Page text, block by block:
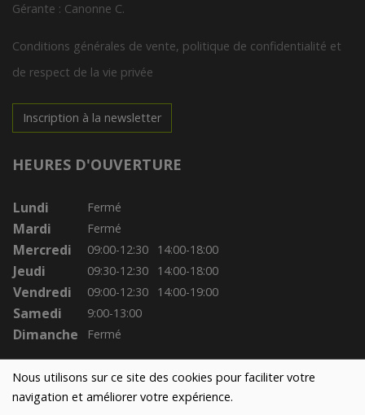
Nous utilisons sur ce site des cookies pour faciliter votre
navigation et améliorer votre expérience.
Gérante : Canonne C.
Conditions générales de vente, politique de confidentialité et
de respect de la vie privée
Inscription à la newsletter
HEURES D'OUVERTURE
Lundi Fermé
Mardi Fermé
Mercredi 09:00-12:30 14:00-18:00
Jeudi 09:30-12:30 14:00-18:00
Vendredi 09:00-12:30 14:00-19:00
Samedi 9:00-13:00
Dimanche Fermé